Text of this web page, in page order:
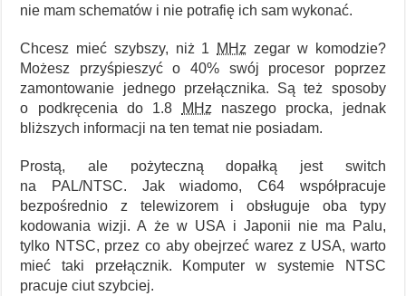
nie mam schematów i nie potrafię ich sam wykonać.
Chcesz mieć szybszy, niż 1 MHz zegar w komodzie?
Możesz przyśpieszyć o 40% swój procesor poprzez
zamontowanie jednego przełącznika. Są też sposoby
o podkręcenia do 1.8
MHz naszego procka, jednak
bliższych informacji na ten temat nie posiadam.
Prostą, ale pożyteczną dopałką jest switch
na PAL/NTSC. Jak wiadomo, C64 współpracuje
bezpośrednio z telewizorem i obsługuje oba typy
kodowania wizji. A że w USA i Japonii nie ma Palu,
tylko NTSC, przez co aby obejrzeć warez z USA, warto
mieć taki przełącznik. Komputer w systemie NTSC
pracuje ciut szybciej.